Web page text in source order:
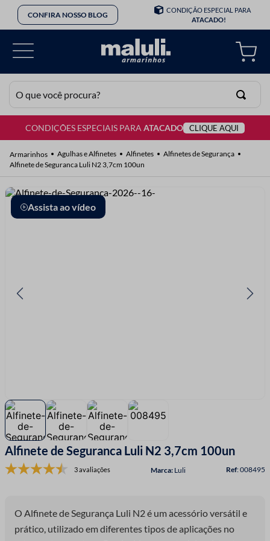
CONFIRA NOSSO BLOG
CONDIÇÃO ESPECIAL PARA
ATACADO!
O que você procura?
CONDIÇÕES ESPECIAIS PARAATACADO CLIQUE AQUI
Agulhas e Alfinetes Alfinetes
Alfinetes de Segurança
Alfinete de Seguranca Luli N2 3,7cm 100un
Assista ao vídeo
Alfinete de Seguranca Luli N2 3,7cm 100un
3 avaliações Luli :008495
O Alfinete de Segurança Luli N2 é um acessório versátil e
prático, utilizado em diferentes tipos de aplicações no
TERMOS MAIS BUSCADOS
2º
barbante
3º
botão
4º
elastico
8º